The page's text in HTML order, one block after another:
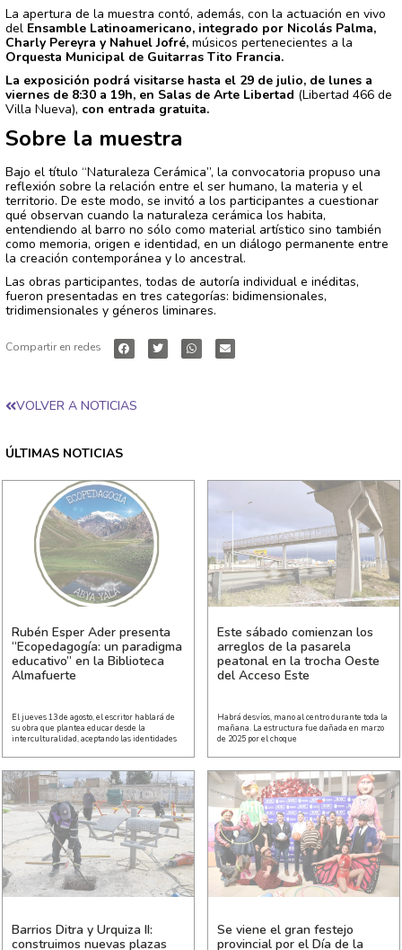
La apertura de la muestra contó, además, con la actuación en vivo
del Ensamble Latinoamericano, integrado por Nicolás Palma,
Charly Pereyra y Nahuel Jofré, músicos pertenecientes a la
Orquesta Municipal de Guitarras Tito Francia.
La exposición podrá visitarse hasta el 29 de julio, de lunes a
viernes de 8:30 a 19h, en Salas de Arte Libertad (Libertad 466 de
Villa Nueva), con entrada gratuita.
Sobre la muestra
Bajo el título “Naturaleza Cerámica”, la convocatoria propuso una
reflexión sobre la relación entre el ser humano, la materia y el
territorio. De este modo, se invitó a los participantes a cuestionar
qué observan cuando la naturaleza cerámica los habita,
entendiendo al barro no sólo como material artístico sino también
como memoria, origen e identidad, en un diálogo permanente entre
la creación contemporánea y lo ancestral.
Las obras participantes, todas de autoría individual e inéditas,
fueron presentadas en tres categorías: bidimensionales,
tridimensionales y géneros liminares.
Compartir en redes
VOLVER A NOTICIAS
ÚLTIMAS NOTICIAS
Rubén Esper Ader presenta
“Ecopedagogía: un paradigma
educativo” en la Biblioteca
Almafuerte
El jueves 13 de agosto, el escritor hablará de
su obra que plantea educar desde la
interculturalidad, aceptando las identidades
Este sábado comienzan los
arreglos de la pasarela
peatonal en la trocha Oeste
del Acceso Este
Habrá desvíos, mano al centro durante toda la
mañana. La estructura fue dañada en marzo
de 2025 por el choque
Barrios Ditra y Urquiza II:
construimos nuevas plazas
Se viene el gran festejo
provincial por el Día de la